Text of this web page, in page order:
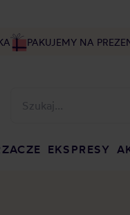
PAKUJEMY NA
EKSPRESY